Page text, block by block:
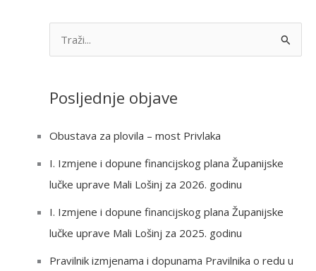
r
f
o
r
:
Posljednje objave
Obustava za plovila – most Privlaka
I. Izmjene i dopune financijskog plana Županijske
lučke uprave Mali Lošinj za 2026. godinu
I. Izmjene i dopune financijskog plana Županijske
lučke uprave Mali Lošinj za 2025. godinu
Pravilnik izmjenama i dopunama Pravilnika o redu u